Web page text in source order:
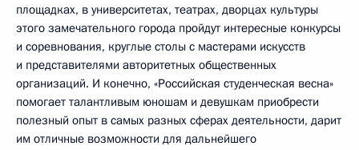
площадках, в университетах, театрах, дворцах культуры
этого замечательного города пройдут интересные конкурсы
и соревнования, круглые столы с мастерами искусств
и представителями авторитетных общественных
организаций. И конечно, «Российская студенческая весна»
помогает талантливым юношам и девушкам приобрести
полезный опыт в самых разных сферах деятельности, дарит
им отличные возможности для дальнейшего